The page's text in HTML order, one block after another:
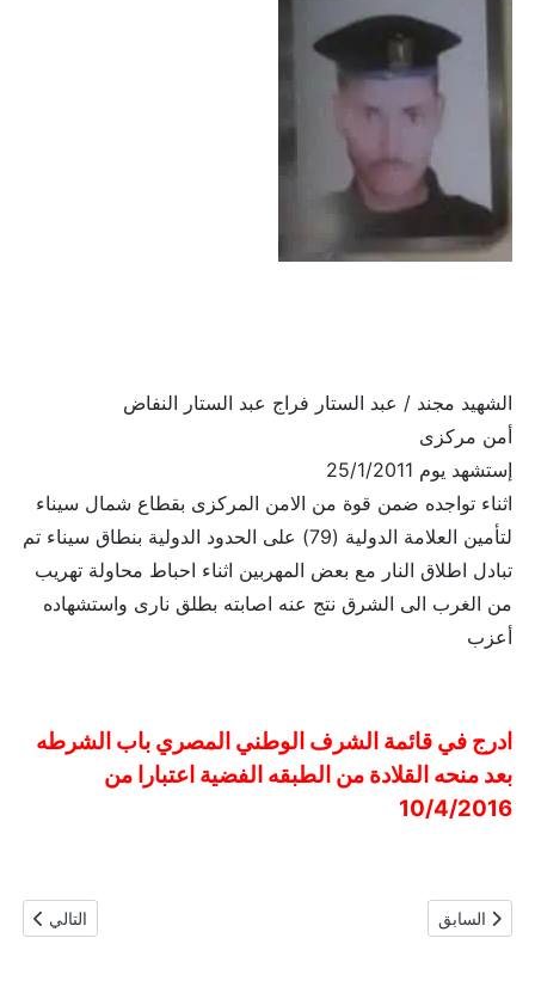
الشهيد مجند / عبد الستار فراج عبد الستار النفاض
أمن مركزى
إستشهد يوم 25/1/2011
اثناء تواجده ضمن قوة من الامن المركزى بقطاع شمال سيناء
لتأمين العلامة الدولية (79) على الحدود الدولية بنطاق سيناء تم
تبادل اطلاق النار مع بعض المهربين اثناء احباط محاولة تهريب
من الغرب الى الشرق نتج عنه اصابته بطلق نارى واستشهاده
أعزب
ادرج في قائمة الشرف الوطني المصري باب الشرطه
بعد منحه القلادة من الطبقه الفضية اعتبارا من
10/4/2016
المقال السابق: الشهيد مجند / احمد عزيز الدين فرج عبد الله
السابق المقال
التالي